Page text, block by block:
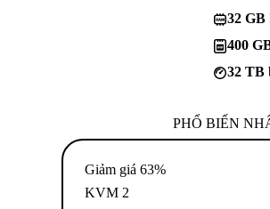
32 GB
400
32 TB
PHỔ BIẾN
Giảm giá 63%
KVM 2